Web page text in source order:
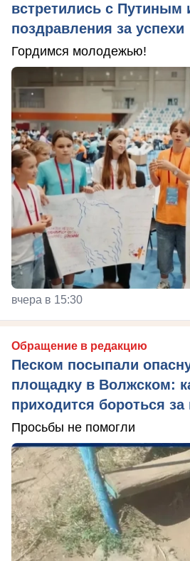
встретились с Путиным
поздравления за успехи
Гордимся молодежью!
вчера в 15:30
Обращение в редакцию
Песком посыпали
площадку в Волжском:
приходится бороться
Просьбы не помогли